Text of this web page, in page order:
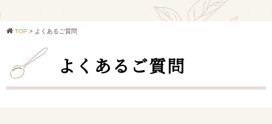
TOP > よくあるご質問
よくあるご質問